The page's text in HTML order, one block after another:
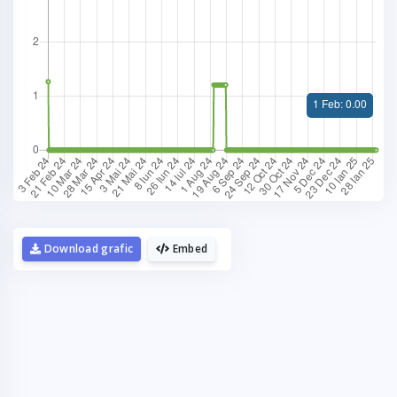
Embed
Download grafic
La fel cum tie iti plac graficele,